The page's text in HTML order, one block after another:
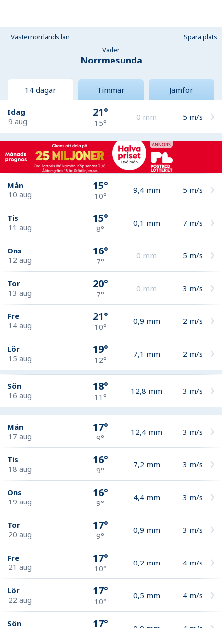
Västernorrlands län
Spara plats
Väder
Norrmesunda
14 dagar Timmar Jämför
Idag
9 aug
21°
15°
0 mm 5 m/s
Mån
10 aug
15°
10°
9,4 mm 5 m/s
Tis
11 aug
15°
8°
0,1 mm 7 m/s
Ons
12 aug
16°
7°
0 mm 5 m/s
Tor
13 aug
20°
7°
0 mm 3 m/s
Fre
14 aug
21°
10°
0,9 mm 2 m/s
Lör
15 aug
19°
12°
7,1 mm 2 m/s
Sön
16 aug
18°
11°
12,8 mm 3 m/s
Mån
17 aug
17°
9°
12,4 mm 3 m/s
Tis
18 aug
16°
9°
7,2 mm 3 m/s
Ons
19 aug
16°
9°
4,4 mm 3 m/s
Tor
20 aug
17°
9°
0,9 mm 3 m/s
Fre
21 aug
17°
10°
0,2 mm 4 m/s
Lör
22 aug
17°
10°
0,5 mm 4 m/s
Sön
17°